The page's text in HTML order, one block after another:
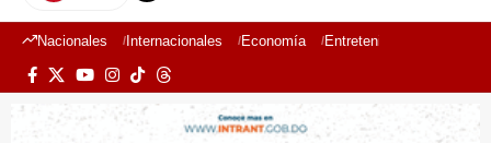
Nacionales Internacionales Economía Entretenimiento